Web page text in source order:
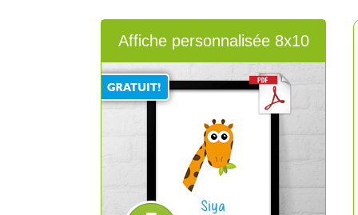
Affiche personnalisée 8x10
Siya